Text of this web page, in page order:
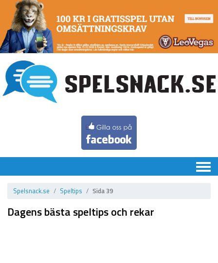
Spelsnack.se Speltips Sida 39
Dagens bästa speltips och rekar